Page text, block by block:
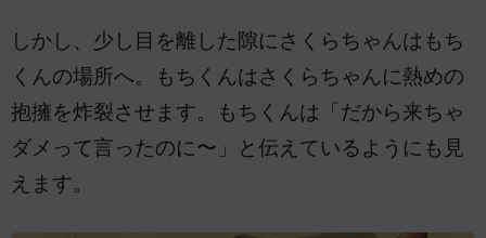
しかし、少し目を離した隙にさくらちゃんはもち
くんの場所へ。もちくんはさくらちゃんに熱めの
抱擁を炸裂させます。もちくんは「だから来ちゃ
ダメって言ったのに〜」と伝えているようにも見
えます。